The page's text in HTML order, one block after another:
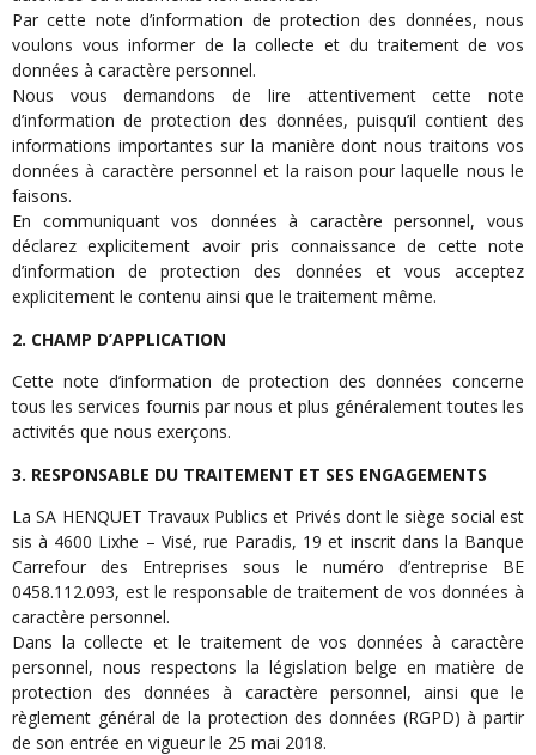
Par cette note d’information de protection des données, nous
voulons vous informer de la collecte et du traitement de vos
données à caractère personnel.
Nous vous demandons de lire attentivement cette note
d’information de protection des données, puisqu’il contient des
informations importantes sur la manière dont nous traitons vos
données à caractère personnel et la raison pour laquelle nous le
faisons.
En communiquant vos données à caractère personnel, vous
déclarez explicitement avoir pris connaissance de cette note
d’information de protection des données et vous acceptez
explicitement le contenu ainsi que le traitement même.
2. CHAMP D’APPLICATION
Cette note d’information de protection des données concerne
tous les services fournis par nous et plus généralement toutes les
activités que nous exerçons.
3. RESPONSABLE DU TRAITEMENT ET SES ENGAGEMENTS
La SA HENQUET Travaux Publics et Privés dont le siège social est
sis à 4600 Lixhe – Visé, rue Paradis, 19 et inscrit dans la Banque
Carrefour des Entreprises sous le numéro d’entreprise BE
0458.112.093, est le responsable de traitement de vos données à
caractère personnel.
Dans la collecte et le traitement de vos données à caractère
personnel, nous respectons la législation belge en matière de
protection des données à caractère personnel, ainsi que le
règlement général de la protection des données (RGPD) à partir
de son entrée en vigueur le 25 mai 2018.